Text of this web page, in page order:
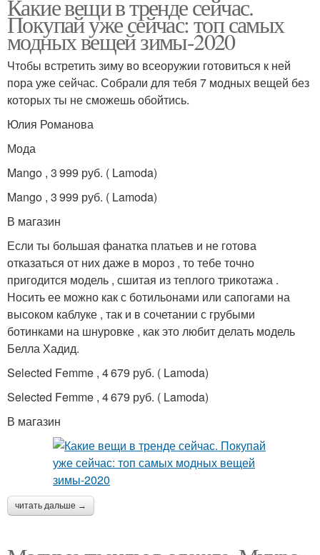
Какие вещи в тренде сейчас.
Покупай уже сейчас: топ самых
модных вещей зимы-2020
Чтобы встретить зиму во всеоружии готовиться к ней
пора уже сейчас. Собрали для тебя 7 модных вещей без
которых ты не сможешь обойтись.
Юлия Романова
Мода
Mango , 3 999 руб. ( Lamoda)
Mango , 3 999 руб. ( Lamoda)
В магазин
Если ты большая фанатка платьев и не готова
отказаться от них даже в мороз , то тебе точно
пригодится модель , сшитая из теплого трикотажа .
Носить ее можно как с ботильонами или сапогами на
высоком каблуке , так и в сочетании с грубыми
ботинками на шнуровке , как это любит делать модель
Белла Хадид.
Selected Femme , 4 679 руб. ( Lamoda)
Selected Femme , 4 679 руб. ( Lamoda)
В магазин
читать дальше →